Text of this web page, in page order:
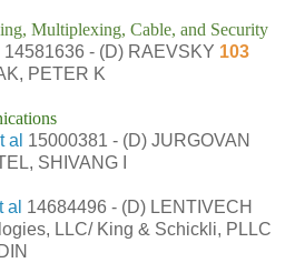
Multiplexing, Cable, and Security
14581636 - (D) RAEVSKY 103
PETER K
al 15000381 - (D) JURGOVAN
SHIVANG I
al 14684496 - (D) LENTIVECH
LLC/ King & Schickli, PLLC